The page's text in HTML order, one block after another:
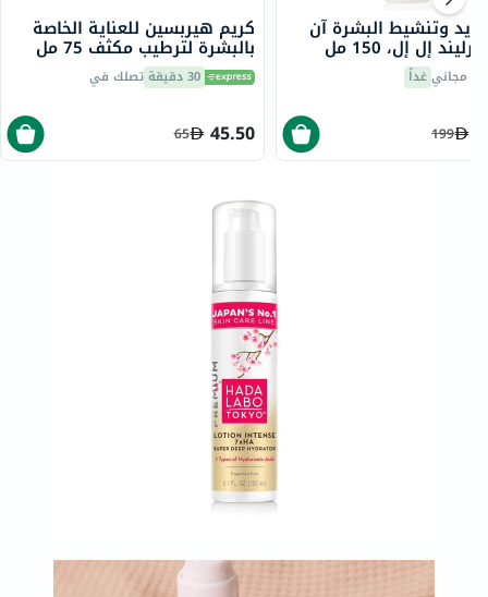
كريم هيربسين للعناية الخاصة
بالبشرة لترطيب مكثف 75 مل
30 دقيقة تصلك في
45.50
65
وتنشيط البشرة آن
إل إل، 150 مل
مجانيغداً
199